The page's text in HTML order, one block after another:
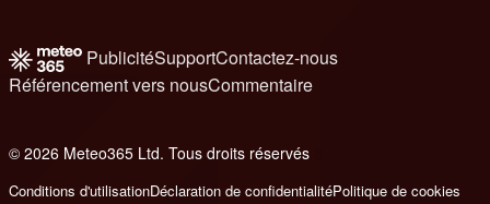
PublicitéSupportContactez-nous
Référencement vers nousCommentaire
© 2026 Meteo365 Ltd. Tous droits réservés
Conditions d'utilisationDéclaration de confidentialitéPolitique de cookies